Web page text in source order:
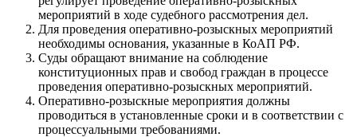
мероприятий в ходе судебного рассмотрения дел.
Для проведения оперативно-розыскных мероприятий
необходимы основания, указанные в КоАП РФ.
Суды обращают внимание на соблюдение
конституционных прав и свобод граждан в процессе
проведения оперативно-розыскных мероприятий.
Оперативно-розыскные мероприятия должны
проводиться в установленные сроки и в соответствии с
процессуальными требованиями.